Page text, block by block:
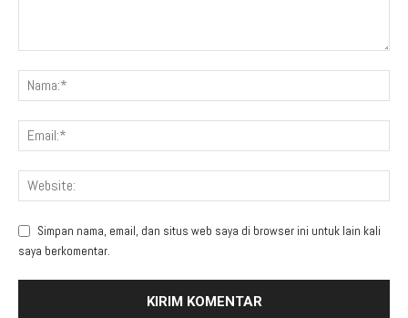
Simpan nama, email, dan situs web saya di browser ini untuk lain kali
saya berkomentar.